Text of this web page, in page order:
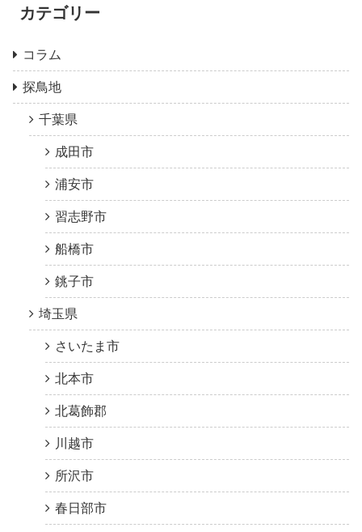
カテゴリー
コラム
探鳥地
千葉県
成田市
浦安市
習志野市
船橋市
銚子市
埼玉県
さいたま市
北本市
北葛飾郡
川越市
所沢市
春日部市